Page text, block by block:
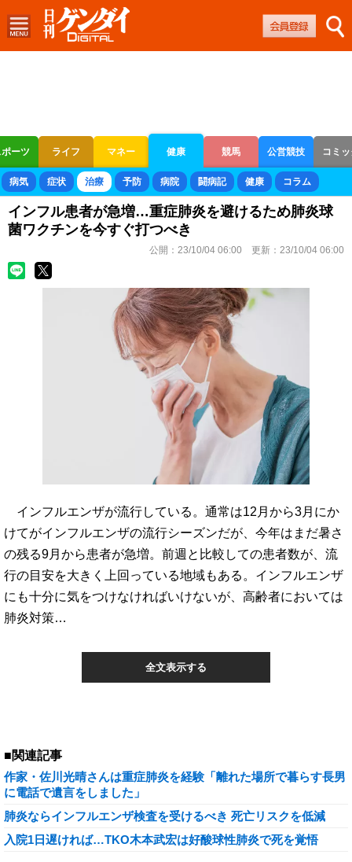
ーツ ライフ マネー 健康 競馬 公営競技 コミ
ボートレース 競輪 オートレース
病気 症状 治療 予防 病院 闘病記 健康 コラム
インフル患者が急増…重症肺炎を避けるため肺炎球
菌ワクチンを今すぐ打つべき
公開： 23/10/04 06:00 更新： 23/10/04 06:00
インフルエンザが流行している。通常は12月から3月にか
けてがインフルエンザの流行シーズンだが、今年はまだ暑さ
の残る9月から患者が急増。前週と比較しての患者数が、流
行の目安を大きく上回っている地域もある。インフルエンザ
にも十分に気をつけなければいけないが、高齢者においては
肺炎対策…
全文表示する
■関連記事
作家・佐川光晴さんは重症肺炎を経験「離れた場所で暮らす長男
に電話で遺言をしました」
肺炎ならインフルエンザ検査を受けるべき 死亡リスクを低減
入院1日遅ければ…TKO木本武宏は好酸球性肺炎で死を覚悟